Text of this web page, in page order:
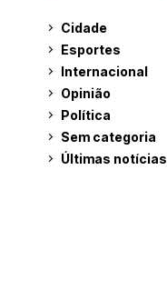
Cidade
Esportes
Internacional
Opinião
Política
Sem categoria
Últimas notícias